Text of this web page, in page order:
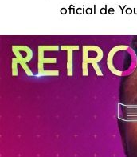
oficial de